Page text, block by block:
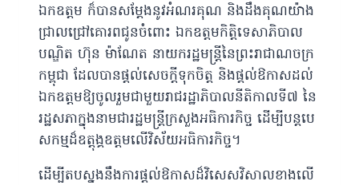
ឯកឧត្តម ក៏បានសម្តែងនូវអំណរគុណ និងដឹងគុណយ៉ាង
ជ្រាលជ្រៅគោរពជូនចំពោះ ឯកឧត្តមកិត្តិទេសាភិបាល
បណ្ឌិត ហ៊ុន ម៉ាណែត នាយករដ្ឋមន្ត្រីនៃព្រះរាជាណចក្រ
កម្ពុជា ដែលបានផ្តល់សេចក្តីទុកចិត្ត និងផ្តល់ឱកាសដល់
ឯកឧត្តមឱ្យចូលរួមជាមួយរាជរដ្ឋាភិបាលនីតិកាលទី៧ នៃ
រដ្ឋសភាក្នុងនាមជារដ្ឋមន្រ្តីក្រសួងអធិការកិច្ច ដើម្បីបន្តបេ
សកម្មដ៏ឧត្តុង្គឧត្តមលើវិស័យអធិការកិច្ច។
ដើម្បីតបស្នងនឹងការផ្តល់ឱកាសដ៏វិសេសវិសាលខាងលើ